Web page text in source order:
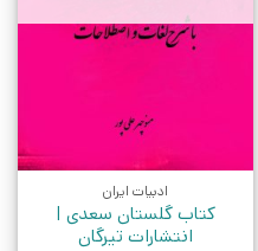
ادبیات ایران
کتاب گلستان سعدی |
انتشارات تیرگان